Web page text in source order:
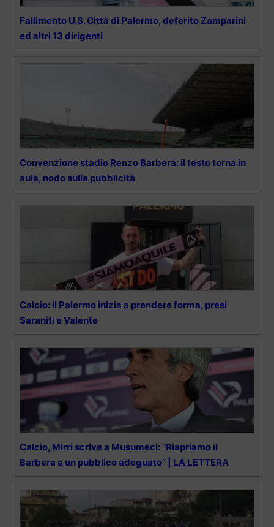
Fallimento U.S. Città di Palermo, deferito Zamparini
ed altri 13 dirigenti
Convenzione stadio Renzo Barbera: il testo torna in
aula, nodo sulla pubblicità
Calcio: il Palermo inizia a prendere forma, presi
Saraniti e Valente
Calcio, Mirri scrive a Musumeci: “Riapriamo il
Barbera a un pubblico adeguato” | LA LETTERA